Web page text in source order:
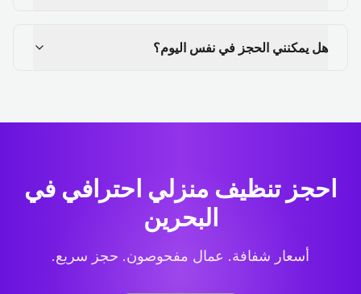
هل يمكنني الحجز في نفس اليوم؟
احجز تنظيف منزلي احترافي في
البحرين
أسعار شفافة. عمال مفحوصون. حجز سريع.